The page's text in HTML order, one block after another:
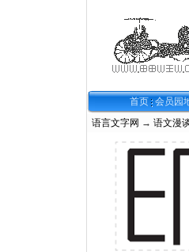
首页 会员园
语言文字网 → 语文漫